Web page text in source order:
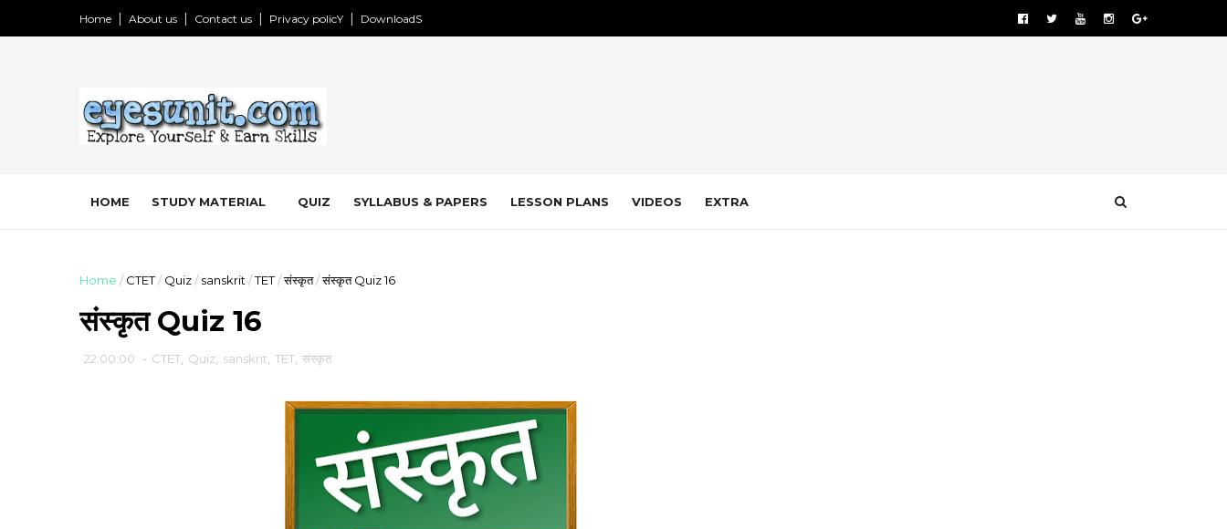
Home About us Contact us Privacy policY DownloadS
HOME STUDY MATERIAL QUIZ SYLLABUS & PAPERS LESSON PLANS VIDEOS EXTRA
Home / CTET/ Quiz/ sanskrit /TET/संस्कृत/संस्कृत Quiz 16
संस्कृत Quiz 16
22:00:00 - CTET Quiz sanskrit TET संस्कृत